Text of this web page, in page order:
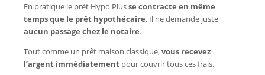
En pratique le prêt Hypo Plusse contracte en même
temps que le prêt hypothécaire. Il ne demande juste
aucun passage chez le notaire.
Tout comme un prêt maison classique,vous recevez
l’argent immédiatement pour couvrir tous ces frais.